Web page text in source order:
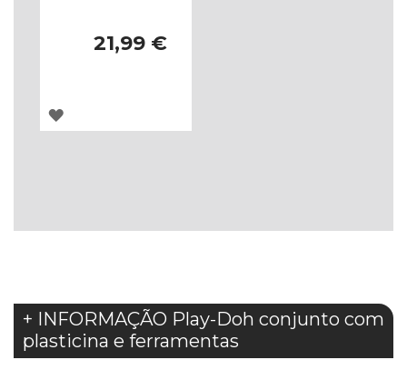
21,99 €
ADICIONAR
+ INFORMAÇÃO Play-Doh conjunto com
plasticina e ferramentas